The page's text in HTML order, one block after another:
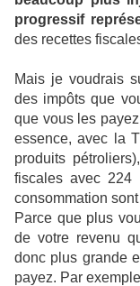
progressif
des recettes
Mais je voudrais
des impôts que
que vous les
essence, avec la
produits
fiscales avec 224
consommation
Parce que plus
de votre revenu
donc plus grande
payez. Par